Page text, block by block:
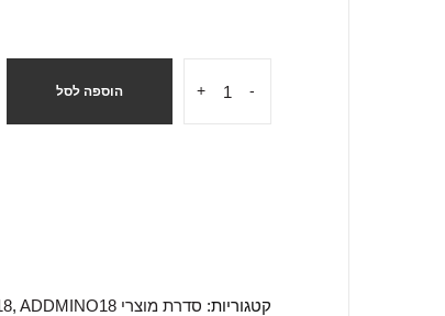
-
+ הוספה לסל
קטגוריות: סדרת מוצרי ADDMINO18 , ADDMINO18